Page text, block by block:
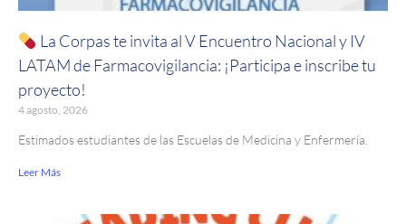
La Corpas te invita al V Encuentro Nacional y IV
LATAM de Farmacovigilancia: ¡Participa e inscribe tu
proyecto!
4 agosto, 2026
Estimados estudiantes de las Escuelas de Medicina y Enfermería.
Leer Más